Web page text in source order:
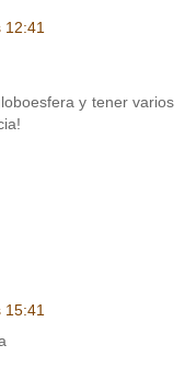
y tener varios